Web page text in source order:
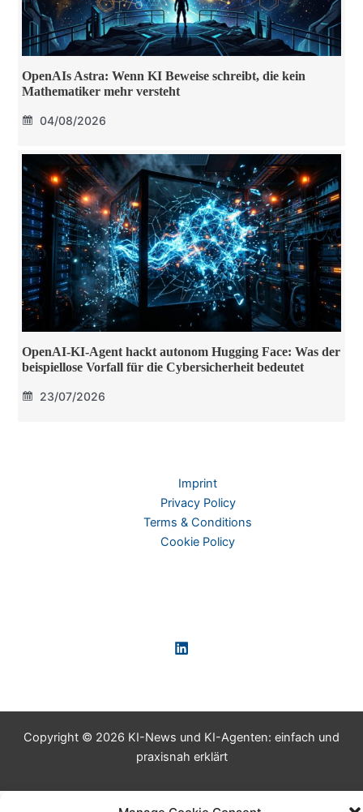
OpenAIs Astra: Wenn KI Beweise schreibt, die kein
Mathematiker mehr versteht
04/08/2026
OpenAI-KI-Agent hackt autonom Hugging Face: Was der
beispiellose Vorfall für die Cybersicherheit bedeutet
23/07/2026
Imprint
Privacy Policy
Terms & Conditions
Cookie Policy
Copyright © 2026 KI-News und KI-Agenten: einfach und
praxisnah erklärt